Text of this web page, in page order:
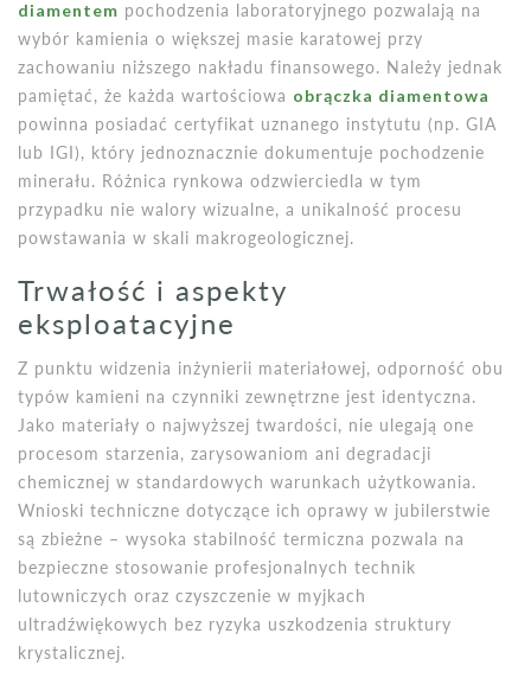
diamentem pochodzenia laboratoryjnego pozwalają na
wybór kamienia o większej masie karatowej przy
zachowaniu niższego nakładu finansowego. Należy jednak
pamiętać, że każda wartościowa obrączka diamentowa
powinna posiadać certyfikat uznanego instytutu (np. GIA
lub IGI), który jednoznacznie dokumentuje pochodzenie
minerału. Różnica rynkowa odzwierciedla w tym
przypadku nie walory wizualne, a unikalność procesu
powstawania w skali makrogeologicznej.
Trwałość i aspekty
eksploatacyjne
Z punktu widzenia inżynierii materiałowej, odporność obu
typów kamieni na czynniki zewnętrzne jest identyczna.
Jako materiały o najwyższej twardości, nie ulegają one
procesom starzenia, zarysowaniom ani degradacji
chemicznej w standardowych warunkach użytkowania.
Wnioski techniczne dotyczące ich oprawy w jubilerstwie
są zbieżne – wysoka stabilność termiczna pozwala na
bezpieczne stosowanie profesjonalnych technik
lutowniczych oraz czyszczenie w myjkach
ultradźwiękowych bez ryzyka uszkodzenia struktury
krystalicznej.